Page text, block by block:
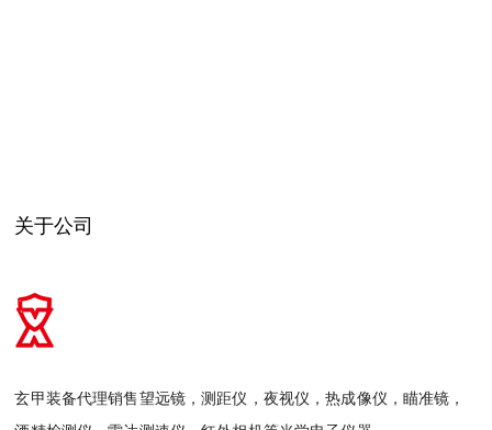
关于公司
玄甲装备代理销售望远镜，测距仪，夜视仪，热成像仪，瞄准镜，